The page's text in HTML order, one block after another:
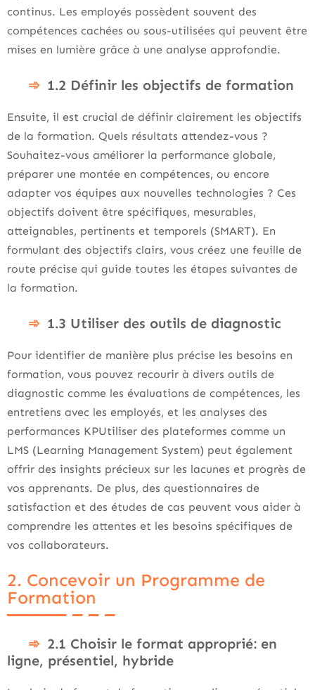
continus. Les employés possèdent souvent des
compétences cachées ou sous-utilisées qui peuvent être
mises en lumière grâce à une analyse approfondie.
1.2 Définir les objectifs de formation
Ensuite, il est crucial de définir clairement les objectifs
de la formation. Quels résultats attendez-vous ?
Souhaitez-vous améliorer la performance globale,
préparer une montée en compétences, ou encore
adapter vos équipes aux nouvelles technologies ? Ces
objectifs doivent être spécifiques, mesurables,
atteignables, pertinents et temporels (SMART). En
formulant des objectifs clairs, vous créez une feuille de
route précise qui guide toutes les étapes suivantes de
la formation.
1.3 Utiliser des outils de diagnostic
Pour identifier de manière plus précise les besoins en
formation, vous pouvez recourir à divers outils de
diagnostic comme les évaluations de compétences, les
entretiens avec les employés, et les analyses des
performances KPUtiliser des plateformes comme un
LMS (Learning Management System) peut également
offrir des insights précieux sur les lacunes et progrès de
vos apprenants. De plus, des questionnaires de
satisfaction et des études de cas peuvent vous aider à
comprendre les attentes et les besoins spécifiques de
vos collaborateurs.
2. Concevoir un Programme de
Formation
2.1 Choisir le format approprié: en
ligne, présentiel, hybride